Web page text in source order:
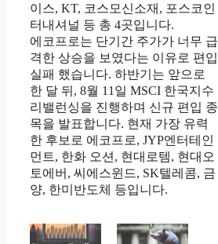
이스, KT, 코스모신소재, 포스코인
터내셔널 등 총 4곳입니다.
에코프로는 단기간 주가가 너무 급
격한 상승을 보였다는 이유로 편입
실패 했습니다. 하반기는 앞으로
한 달 뒤, 8월 11일 MSCI 한국지수
리밸런싱을 진행하며 신규 편입 종
목을 발표합니다. 현재 가장 유력
한 후보로 에코프로, JYP엔터테인
먼트, 한화 오션, 현대로템, 현대오
토에버, 씨에스윈드, SK텔레콤, 금
양, 한미반도체 등입니다.